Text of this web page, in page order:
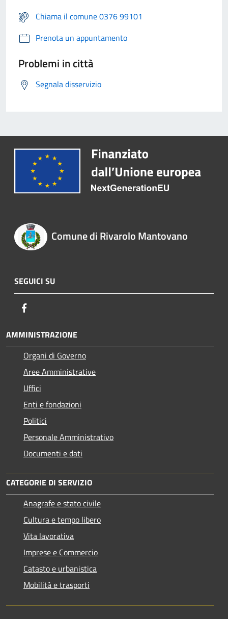
Chiama il comune 0376 99101
Prenota un appuntamento
Problemi in città
Segnala disservizio
Comune di Rivarolo Mantovano
SEGUICI SU
AMMINISTRAZIONE
Organi di Governo
Aree Amministrative
Uffici
Enti e fondazioni
Politici
Personale Amministrativo
Documenti e dati
CATEGORIE DI SERVIZIO
Anagrafe e stato civile
Cultura e tempo libero
Vita lavorativa
Imprese e Commercio
Catasto e urbanistica
Mobilità e trasporti